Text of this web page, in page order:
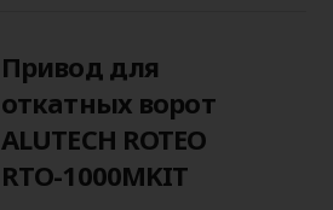
Привод для
откатных ворот
ALUTECH ROTEO
RTО-1000MKIT